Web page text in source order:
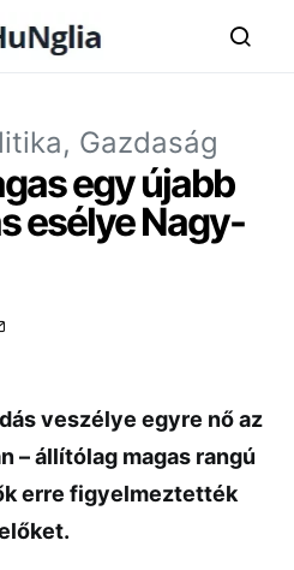
Gazdaság
egy újabb
esélye Nagy-
veszélye egyre nő az
– állítólag magas rangú
erre figyelmeztették